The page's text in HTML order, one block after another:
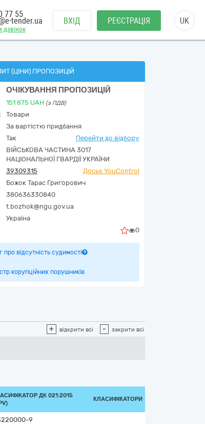
дзвінок
77 55
tender.ua ВХІД РЕЄСТРАЦІЯ UK
(ЦІНИ) ПРОПОЗИЦІЙ
ОЧІКУВАННЯ ПРОПОЗИЦІЙ
151 875 UAH (з ПДВ)
Товари
За вартістю придбання
Так Перейти до відбору
ВІЙСЬКОВА ЧАСТИНА 3017
НАЦІОНАЛЬНОЇ ГВАРДІЇ УКРАЇНИ
39309315
Досьє YouControl
Божок Тарас Григорович
380636330840
t.bozhok@ngu.gov.ua
Україна
0
про відсутність судимості
корупційних порушників
+ відкрити всі - закрити всі
ДК 021:2015
КЛАСИФІКАТОРИ
9